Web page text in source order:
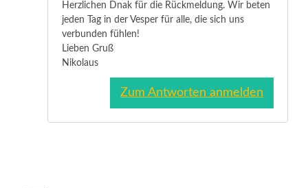
Herzlichen Dnak für die Rückmeldung. Wir beten
jeden Tag in der Vesper für alle, die sich uns
verbunden fühlen!
Lieben Gruß
Nikolaus
Zum Antworten anmelden